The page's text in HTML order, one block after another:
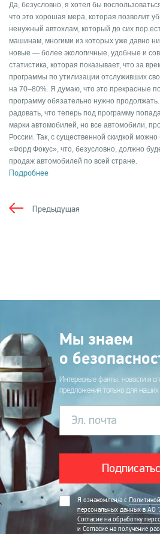
Да, безусловно, я хотел бы
что это хорошая мера, которая позволит
ненужный автохлам, который до сих пор
машинам, многими из которых уже давно
новые — более экологичные, удобные и
статистика, которая показывает, что за
программы по утилизации отслуживших
на 70–80%. Я думаю, что это прекрасные
программу обязательно нужно
радовать, что теперь под программу
марки автомобилей, но все автомобили,
России. Так, с существенной скидкой
«Форд Фокус», что, безусловно, должно
продаж автомобилей по всей стране.
Подробнее
Предыдущая
Мы знаем
о
Интересные факты, новости и
предложения только для наших
Эл. почта
Я ознакомлен/а с
персональных данных в АО
Согласие на обработку
и Согласие на получение